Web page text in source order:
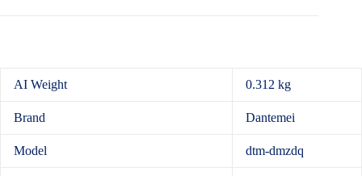
AI Weight 0.312 kg
Brand Dantemei
Model dtm-dmzdq